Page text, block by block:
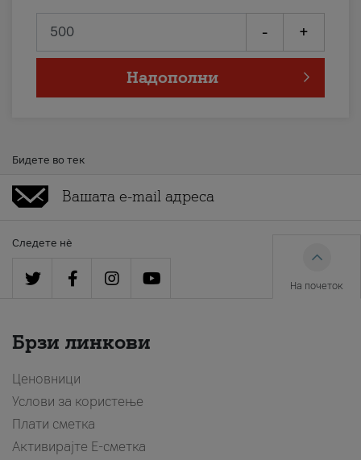
- +
Надополни
Бидете во тек
Следете нè
На почеток
Брзи линкови
Ценовници
Услови за користење
Плати сметка
Активирајте Е-сметка